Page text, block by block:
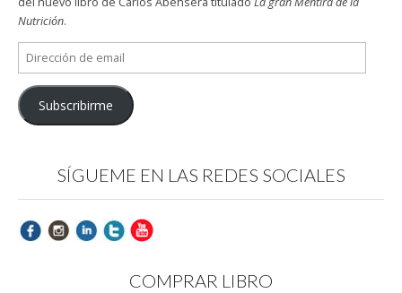
Nutrición.
Dirección
de
email
Subscribirme
SÍGUEME EN LAS REDES SOCIALES
COMPRAR LIBRO